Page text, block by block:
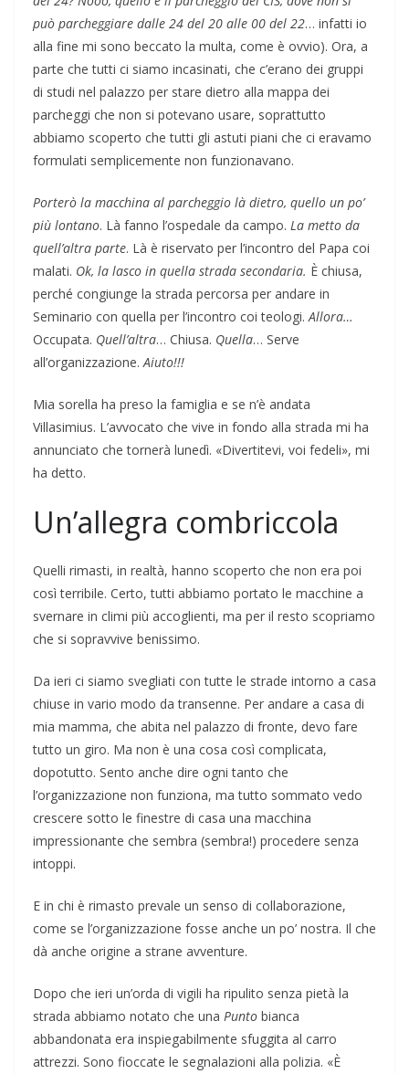
può parcheggiare dalle 24 del 20 alle 00 del 22… infatti io
alla fine mi sono beccato la multa, come è ovvio). Ora, a
parte che tutti ci siamo incasinati, che c’erano dei gruppi
di studi nel palazzo per stare dietro alla mappa dei
parcheggi che non si potevano usare, soprattutto
abbiamo scoperto che tutti gli astuti piani che ci eravamo
formulati semplicemente non funzionavano.
Porterò la macchina al parcheggio là dietro, quello un po’
più lontano. Là fanno l’ospedale da campo. La metto da
quell’altra parte. Là è riservato per l’incontro del Papa coi
malati. Ok, la lasco in quella strada secondaria. È chiusa,
perché congiunge la strada percorsa per andare in
Seminario con quella per l’incontro coi teologi. Allora…
Occupata. Quell’altra… Chiusa. Quella… Serve
all’organizzazione. Aiuto!!!
Mia sorella ha preso la famiglia e se n’è andata
Villasimius. L’avvocato che vive in fondo alla strada mi ha
annunciato che tornerà lunedì. «Divertitevi, voi fedeli», mi
ha detto.
Un’allegra combriccola
Quelli rimasti, in realtà, hanno scoperto che non era poi
così terribile. Certo, tutti abbiamo portato le macchine a
svernare in climi più accoglienti, ma per il resto scopriamo
che si sopravvive benissimo.
Da ieri ci siamo svegliati con tutte le strade intorno a casa
chiuse in vario modo da transenne. Per andare a casa di
mia mamma, che abita nel palazzo di fronte, devo fare
tutto un giro. Ma non è una cosa così complicata,
dopotutto. Sento anche dire ogni tanto che
l’organizzazione non funziona, ma tutto sommato vedo
crescere sotto le finestre di casa una macchina
impressionante che sembra (sembra!) procedere senza
intoppi.
E in chi è rimasto prevale un senso di collaborazione,
come se l’organizzazione fosse anche un po’ nostra. Il che
dà anche origine a strane avventure.
Dopo che ieri un’orda di vigili ha ripulito senza pietà la
strada abbiamo notato che una Punto bianca
abbandonata era inspiegabilmente sfuggita al carro
attrezzi. Sono fioccate le segnalazioni alla polizia. «È